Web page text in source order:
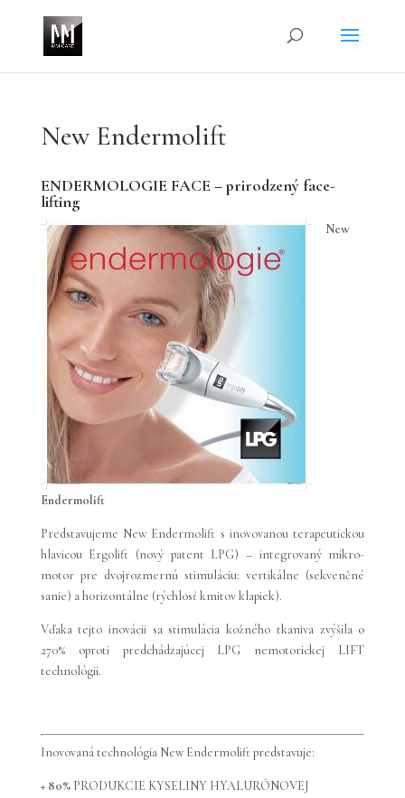
New Endermolift
ENDERMOLOGIE FACE – prirodzený face-
lifting
New
Endermolift
Predstavujeme New Endermolift s inovovanou terapeutickou
hlavicou Ergolift (nový patent LPG) – integrovaný mikro-
motor pre dvojrozmernú stimuláciu: vertikálne (sekvenčné
sanie) a horizontálne (rýchlosť kmitov klapiek).
Vďaka tejto inovácii sa stimulácia kožného tkaniva zvýšila o
270% oproti predchádzajúcej LPG nemotorickej LIFT
technológii.
Inovovaná technológia New Endermolift predstavuje:
+ 80%PRODUKCIE KYSELINY HYALURÓNOVEJ